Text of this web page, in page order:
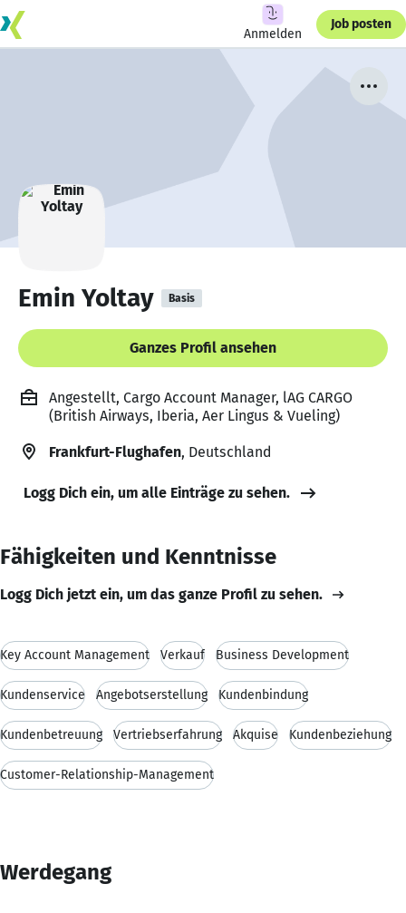
Anmelden
Job posten
Emin Yoltay Basis
Ganzes Profil ansehen
Angestellt, Cargo Account Manager, lAG CARGO
(British Airways, Iberia, Aer Lingus & Vueling)
Frankfurt-Flughafen, Deutschland
Logg Dich ein, um alle Einträge zu sehen.
Fähigkeiten und Kenntnisse
Logg Dich jetzt ein, um das ganze Profil zu sehen.
Key Account Management Verkauf Business Development
Kundenservice Angebotserstellung Kundenbindung
Kundenbetreuung Vertriebserfahrung Akquise Kundenbeziehung
Customer-Relationship-Management
Werdegang